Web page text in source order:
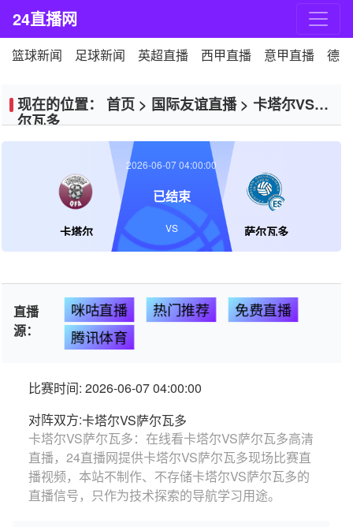
24直播网
篮球新闻 足球新闻 英超直播 西甲直播 意甲直播 德
现在的位置： 首页 > 国际友谊直播> 卡塔尔VS萨
尔瓦多
卡塔尔 萨尔瓦多
2026-06-07 04:00:00
已结束
VS
直播
源：
咪咕直播 热门推荐
免费直播
腾讯体育
比赛时间: 2026-06-07 04:00:00
对阵双方:卡塔尔VS萨尔瓦多
卡塔尔VS萨尔瓦多：在线看卡塔尔VS萨尔瓦多高清
直播，24直播网提供卡塔尔VS萨尔瓦多现场比赛直
播视频，本站不制作、不存储卡塔尔VS萨尔瓦多的
直播信号，只作为技术探索的导航学习用途。